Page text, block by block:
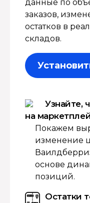
данные по
заказов,
остатков в
складов.
Узнайте,
на
Покажем
изменение
основе
позиций.
Остатки